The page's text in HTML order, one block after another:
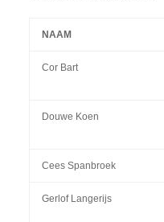
NAAM
Cor Bart
Douwe Koen
Cees Spanbroek
Gerlof Langerijs